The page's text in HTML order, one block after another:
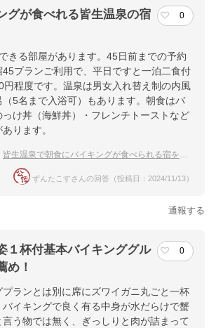
グが食べれる皆生温泉の宿
0
きる部屋があります。45日前までの予約
プランご利用で、平日ですと一泊二食付
円程度です。温泉は男女入れ替え制の内風
5名まで入浴可）もあります。朝食はバ
け丼（海鮮丼）・フレンチトーストなど
ります。
皆生温泉で朝食にバイキングが食べられる宿を教えて！
ずんたこすさんの回答（投稿日：2024/11/13）
通報する
１杯付基本バイキンググル
め！
0
ランとは別に席にズワイガニ丸ごと一杯
イキングで良く有る中身が水だらけで蟹
う物では無く、ぎっしりと肉が詰まって